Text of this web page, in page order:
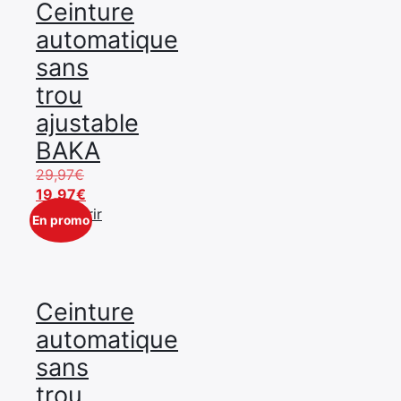
Ceinture
automatique
sans
trou
ajustable
BAKA
29,97€Le
prix
initial
était :
19,97€
prix
actuel
Découvrir
En promo
Ceinture
automatique
sans